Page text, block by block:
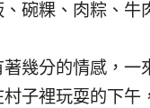
碗粿、肉粽、
幾分的情感，
子裡玩耍的下